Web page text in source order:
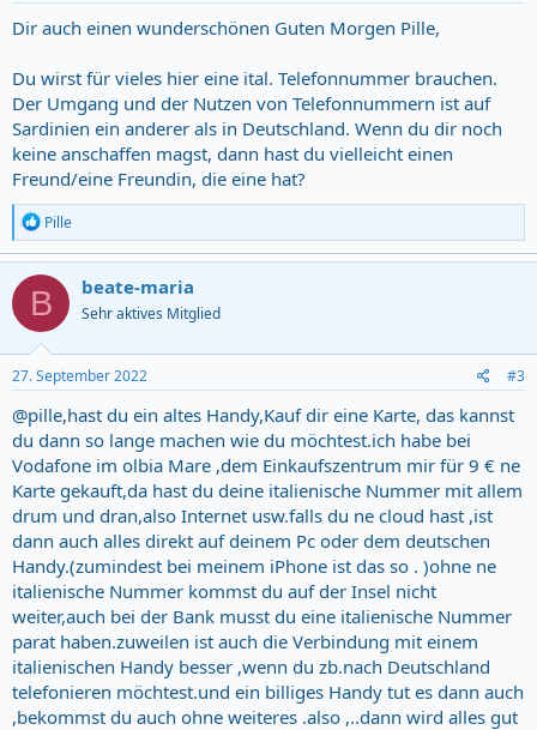
Dir auch einen wunderschönen Guten Morgen Pille,
Du wirst für vieles hier eine ital. Telefonnummer brauchen.
Der Umgang und der Nutzen von Telefonnummern ist auf
Sardinien ein anderer als in Deutschland. Wenn du dir noch
keine anschaffen magst, dann hast du vielleicht einen
Freund/eine Freundin, die eine hat?
R
e
a
c
t
i
o
n
s
:
Pille
B beate-maria
Sehr aktives Mitglied
27. September 2022 #3
@pille,hast du ein altes Handy,Kauf dir eine Karte, das kannst
du dann so lange machen wie du möchtest.ich habe bei
Vodafone im olbia Mare ,dem Einkaufszentrum mir für 9 € ne
Karte gekauft,da hast du deine italienische Nummer mit allem
drum und dran,also Internet usw.falls du ne cloud hast ,ist
dann auch alles direkt auf deinem Pc oder dem deutschen
Handy.(zumindest bei meinem iPhone ist das so . )ohne ne
italienische Nummer kommst du auf der Insel nicht
weiter,auch bei der Bank musst du eine italienische Nummer
parat haben.zuweilen ist auch die Verbindung mit einem
italienischen Handy besser ,wenn du zb.nach Deutschland
telefonieren möchtest.und ein billiges Handy tut es dann auch
,bekommst du auch ohne weiteres .also ,..dann wird alles gut